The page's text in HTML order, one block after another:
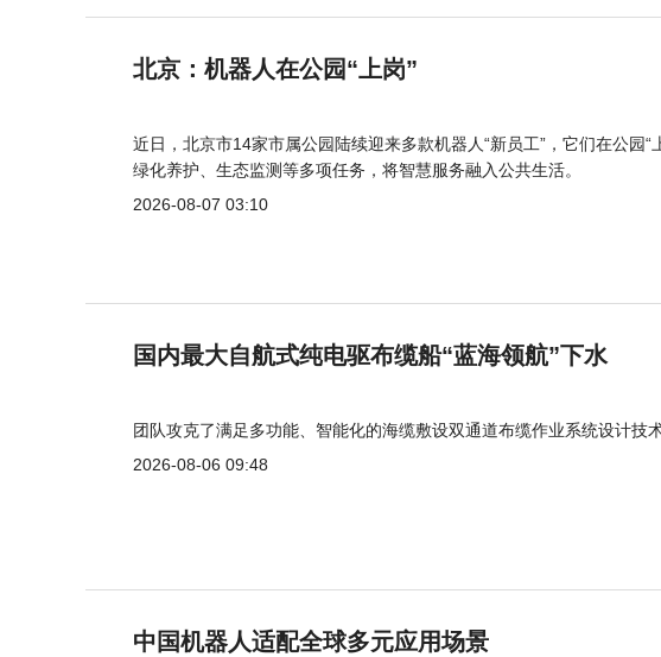
北京：机器人在公园“上岗”
近日，北京市14家市属公园陆续迎来多款机器人“新员工”，它们在公园
绿化养护、生态监测等多项任务，将智慧服务融入公共生活。
2026-08-07 03:10
国内最大自航式纯电驱布缆船“蓝海领航”下水
团队攻克了满足多功能、智能化的海缆敷设双通道布缆作业系统设计技
2026-08-06 09:48
中国机器人适配全球多元应用场景